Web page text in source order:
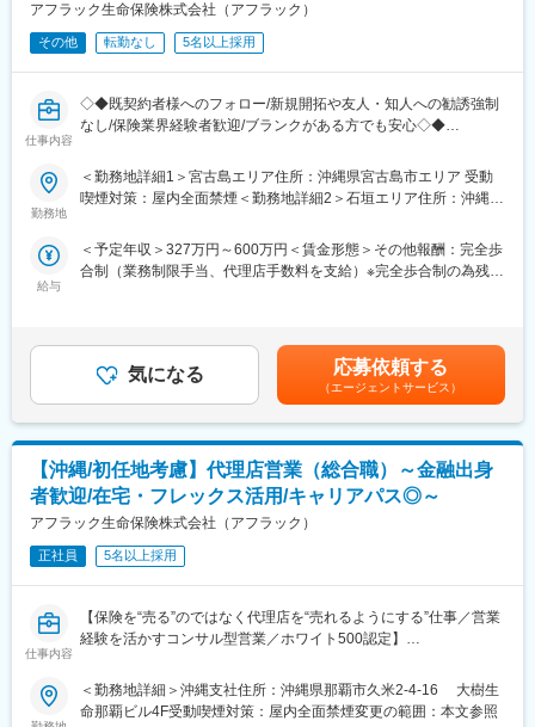
（1）代理店への営業コンサル
（2）勉強会や集合研修の開催
（3）代理店への各種サポート
（4）新規代理店の開拓
変更の範囲：本文参照
◆働き方はフリー：
・業務委託のため、働く場所・時間・曜日等はご自身の裁量で差
配。
・自宅でWEB面談/午前だけ訪問/子育ての合間に稼働/副業と組み
合わせる
どれも可能です。
ながら安定収入を得ている方もいます。
「実績連動手当」「分配後手数料」「初動期手当（1年目のみ）」
の3つで構成。
支給される仕組みです。
応等、
担当者が1対1でフォローし、状況に合わせて丁寧にサポートしま
す。
保険・営業未経験の方や、長く仕事から離れていた方でも無理な
く習得できます。
◎自由な働き方 × 既契約者中心の安心営業
「家庭と両立しながら収入を確保したい」
「もう一度働きたいけど、無理のないスタートにしたい」
そんな方に最適なポジションです。
アフラック生命保険株式会社（アフラック）
その他 転勤なし 5名以上採用
仕事内容
◇◆既契約者様へのフォロー/新規開拓や友人・知人への勧誘強制
なし/保険業界経験者歓迎/ブランクがある方でも安心◇◆
■職務内容：
ストラテジックパートナー（SP）としてアフラックと業務委託契
お客様リストは毎月割り振られ、契約更新や生活環境の変化に合
わせたご相談が中心。必要性が明確なため提案しやすく、成果に
面談
16:00/業務終了
※あくまで一例。自分のペースで調整できます。
◆提案しやすい理由
アフラックは「がん保険・医療保険 保有契約数No.1」。
商品力・知名度が圧倒的に高く、
お客様の信頼度が高い状態からご提案できるのが最大の強みで
す。
配。
・自宅でWEB面談/午前だけ訪問/子育ての合間に稼働/副業と組み
どれも可能です。
・実際に、午前・午後どちらかだけ稼働する方や、週3日で活動し
勤務地
＜勤務地詳細1＞宮古島エリア住所：沖縄県宮古島市エリア 受動
喫煙対策：屋内全面禁煙＜勤務地詳細2＞石垣エリア住所：沖縄県
める事業所（リモートワーク含む）
給与
＜予定年収＞327万円～600万円＜賃金形態＞その他報酬：完全歩
合制（業務制限手当、代理店手数料を支給）※完全歩合制の為残業
業務制限手当（成績連動）を支給 ※最低保証なし・分配後手数
料 2ヵ月目以降業績に応じた分配後手数料（成績連動）を支給■
就業開始時の想定年収：327万円賃金はあくまでも目安の金額で
あり、選考を通じて上下する可能性があります。月給(月額)は固定
手当を含めた表記です。
気になる 応募依頼する
（エージェントサービス）
【沖縄/初任地考慮】代理店営業（総合職）～金融出身
者歓迎/在宅・フレックス活用/キャリアパス◎～
アフラック生命保険株式会社（アフラック）
正社員 5名以上採用
仕事内容
【保険を“売る”のではなく代理店を“売れるようにする”仕事／営業
経験を活かすコンサル型営業／ホワイト500認定】
代理店のスタッフなど周囲を巻き込み成果を上げていく営業力が
身につきます。
＜勤務地詳細＞沖縄支社住所：沖縄県那覇市久米2-4-16 大樹生
命那覇ビル4F受動喫煙対策：屋内全面禁煙変更の範囲：本文参照